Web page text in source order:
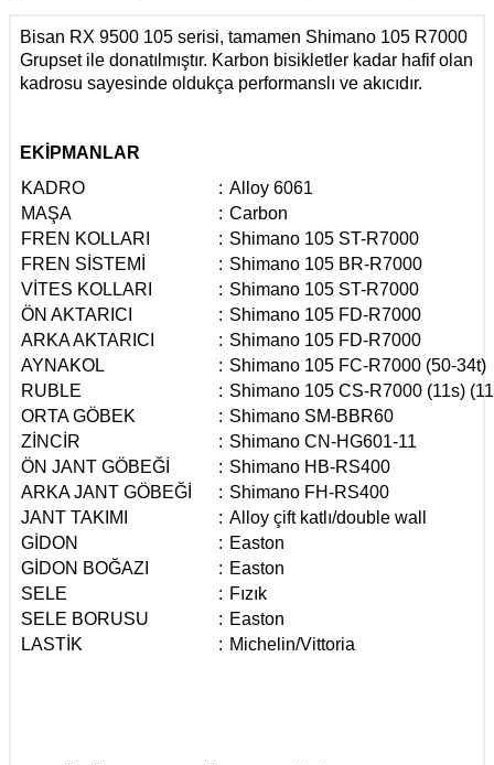
Bisan RX 9500 105 serisi, tamamen Shimano 105 R7000
Grupset ile donatılmıştır. Karbon bisikletler kadar hafif olan
kadrosu sayesinde oldukça performanslı ve akıcıdır.
EKİPMANLAR
KADRO
: Alloy 6061
MAŞA
: Carbon
FREN KOLLARI
: Shimano 105 ST-R7000
FREN SİSTEMİ
: Shimano 105 BR-R7000
VİTES KOLLARI
: Shimano 105 ST-R7000
ÖN AKTARICI
: Shimano 105 FD-R7000
ARKA AKTARICI
: Shimano 105 FD-R7000
AYNAKOL
: Shimano 105 FC-R7000 (50-34t)
RUBLE
: Shimano 105 CS-R7000 (11s)
ORTA GÖBEK
: Shimano SM-BBR60
ZİNCİR
: Shimano CN-HG601-11
ÖN JANT GÖBEĞİ
: Shimano HB-RS400
ARKA JANT GÖBEĞİ
: Shimano FH-RS400
JANT TAKIMI
: Alloy çift katlı/double wall
GİDON
: Easton
GİDON BOĞAZI
: Easton
SELE
: Fızık
SELE BORUSU
: Easton
LASTİK
: Michelin/Vittoria